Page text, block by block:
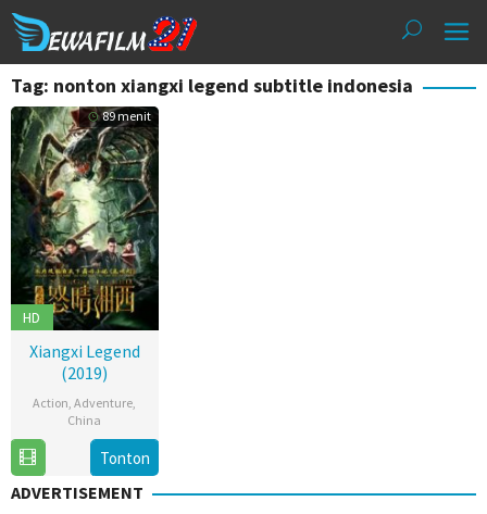
Loncat
ke
konten
Tag: nonton xiangxi legend subtitle indonesia
89 menit
HD
Xiangxi Legend
(2019)
Action ,Adventure
China
Nov
2019
Tonton
ADVERTISEMENT